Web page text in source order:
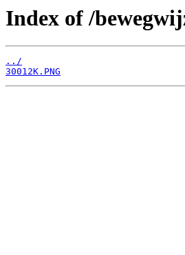
Index of /
../
30012K.PNG